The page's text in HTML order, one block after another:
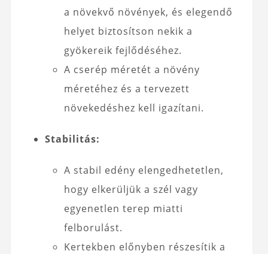
a növekvő növények, és elegendő
helyet biztosítson nekik a
gyökereik fejlődéséhez.
A cserép méretét a növény
méretéhez és a tervezett
növekedéshez kell igazítani.
Stabilitás:
A stabil edény elengedhetetlen,
hogy elkerüljük a szél vagy
egyenetlen terep miatti
felborulást.
Kertekben előnyben részesítik a